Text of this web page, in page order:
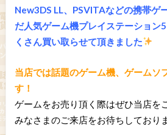
New3DS LL、PSVITAなどの携帯ゲ
だ人気ゲーム機プレイステーション
くさん買い取らせて頂きました
当店では話題のゲーム機、ゲームソ
す！
ゲームをお売り頂く際はぜひ当店を
みなさまのご来店をお待ちしており